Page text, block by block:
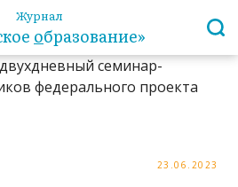
Журнал
образование»
23.06.2023